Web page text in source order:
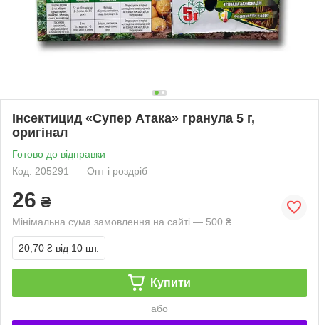
Інсектицид «Супер Атака» гранула 5 г,
оригінал
Готово до відправки
Код: 205291
Опт і роздріб
26 ₴
Мінімальна сума замовлення на сайті — 500 ₴
20,70 ₴ від 10 шт.
Купити
або